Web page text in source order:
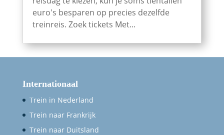
euro's besparen op precies dezelfde
treinreis. Zoek tickets Met...
Internationaal
Trein in Nederland
Trein naar Frankrijk
Trein naar Duitsland